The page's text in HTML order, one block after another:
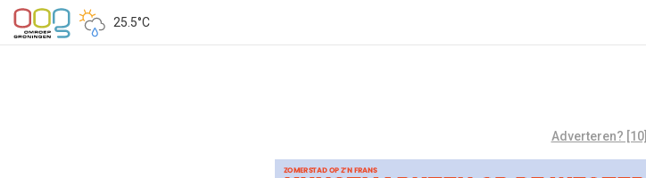
25.5°C
Adverteren? [10]